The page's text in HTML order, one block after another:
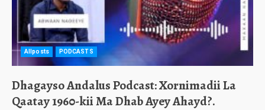
Allposts PODCASTS
Dhagayso Andalus Podcast: Xornimadii La
Qaatay 1960-kii Ma Dhab Ayey Ahayd?.